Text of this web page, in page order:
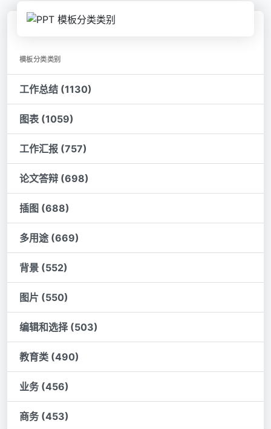
模板分类类别
工作总结 (1130)
图表 (1059)
工作汇报 (757)
论文答辩 (698)
插图 (688)
多用途 (669)
背景 (552)
图片 (550)
编辑和选择 (503)
教育类 (490)
业务 (456)
商务 (453)